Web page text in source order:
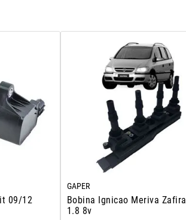
09/12
GAPER
Bobina Ignicao Meriva Zafira
1.8 8v